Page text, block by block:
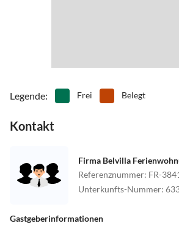
Legende: Frei Belegt
Kontakt
Firma Belvilla
Referenznummer: FR-
Unterkunfts-Nummer:
Gastgeberinformationen